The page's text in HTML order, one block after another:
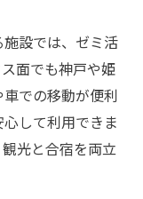
設では、ゼミ活
面でも神戸や姫
での移動が便利
して利用できま
光と合宿を両立